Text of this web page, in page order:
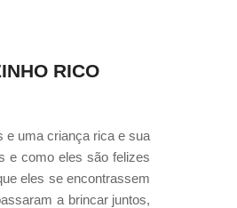
RICO
e uma criança rica e sua
e como eles são felizes
eles se encontrassem
a brincar juntos,